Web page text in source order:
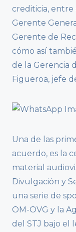
crediticia, entre
Gerente
Gerente de
cómo así
de la Gerencia
Figueroa, jefe
Una de las
acuerdo, es la
material
Divulgación y
una serie de
OM-OVG y la
del STJ bajo el